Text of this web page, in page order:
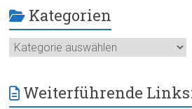
Kategorien
Kategorien
Weiterführende Links: